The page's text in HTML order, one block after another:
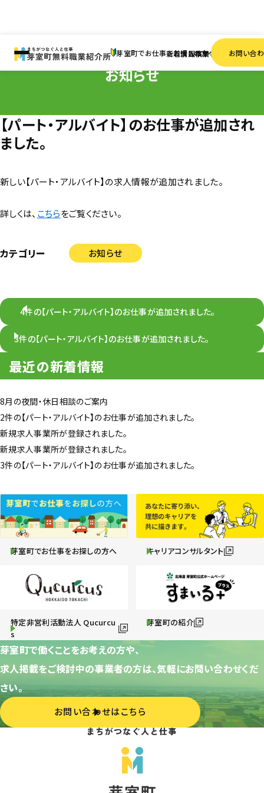
芽室町でお仕事をお探しの方へ
新着情報求人検索事業者一覧お問い合
お知らせ
【パート・アルバイト】のお仕事が追加され
ました。
新しい【パート・アルバイト】の求人情報が追加されました。
詳しくは、 こちらをご覧ください。
カテゴリー お知らせ
4件の【パート・アルバイト】のお仕事が追加されました。
3件の【パート・アルバイト】のお仕事が追加されました。
最近の新着情報
8月の夜間・休日相談のご案内
2件の【パート・アルバイト】のお仕事が追加されました。
新規求人事業所が登録されました。
新規求人事業所が登録されました。
3件の【パート・アルバイト】のお仕事が追加されました。
芽室町でお仕事をお探しの方へ キャリアコンサルタント
特定非営利活動法人 Qucurcu
s
芽室町の紹介
芽室町で働くことをお考えの方や、
求人掲載をご検討中の事業者の方は、気軽にお問い合わせくだ
さい。
お問い合わせはこちら